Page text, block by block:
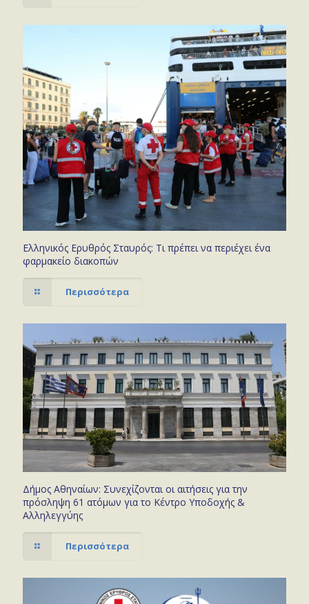
Ελληνικός Ερυθρός Σταυρός: Τι πρέπει να περιέχει ένα
φαρμακείο διακοπών
Περισσότερα
Δήμος Αθηναίων: Συνεχίζονται οι αιτήσεις για την
πρόσληψη 61 ατόμων για το Κέντρο Υποδοχής &
Αλληλεγγύης
Περισσότερα